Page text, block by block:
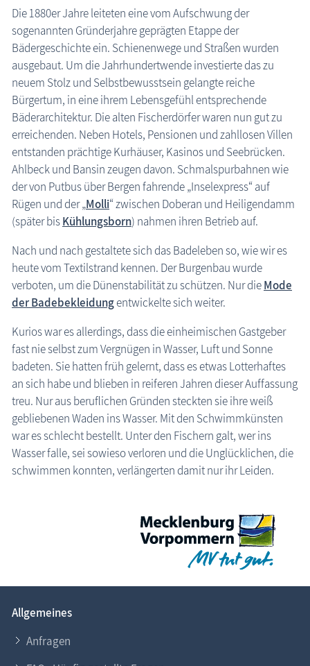
Die 1880er Jahre leiteten eine vom Aufschwung der
sogenannten Gründerjahre geprägten Etappe der
Bädergeschichte ein. Schienenwege und Straßen wurden
ausgebaut. Um die Jahrhundertwende investierte das zu
neuem Stolz und Selbstbewusstsein gelangte reiche
Bürgertum, in eine ihrem Lebensgefühl entsprechende
Bäderarchitektur. Die alten Fischerdörfer waren nun gut zu
erreichenden. Neben Hotels, Pensionen und zahllosen Villen
entstanden prächtige Kurhäuser, Kasinos und Seebrücken.
Ahlbeck und Bansin zeugen davon. Schmalspurbahnen wie
der von Putbus über Bergen fahrende „Inselexpress“ auf
Rügen und der „Molli“ zwischen Doberan und Heiligendamm
(später bisKühlungsborn) nahmen ihren Betrieb auf.
Nach und nach gestaltete sich das Badeleben so, wie wir es
heute vom Textilstrand kennen. Der Burgenbau wurde
verboten, um die Dünenstabilität zu schützen. Nur dieMode
der Badebekleidungentwickelte sich weiter.
Kurios war es allerdings, dass die einheimischen Gastgeber
fast nie selbst zum Vergnügen in Wasser, Luft und Sonne
badeten. Sie hatten früh gelernt, dass es etwas Lotterhaftes
an sich habe und blieben in reiferen Jahren dieser Auffassung
treu. Nur aus beruflichen Gründen steckten sie ihre weiß
gebliebenen Waden ins Wasser. Mit den Schwimmkünsten
war es schlecht bestellt. Unter den Fischern galt, wer ins
Wasser falle, sei sowieso verloren und die Unglücklichen, die
schwimmen konnten, verlängerten damit nur ihr Leiden.
Allgemeines
Anfragen